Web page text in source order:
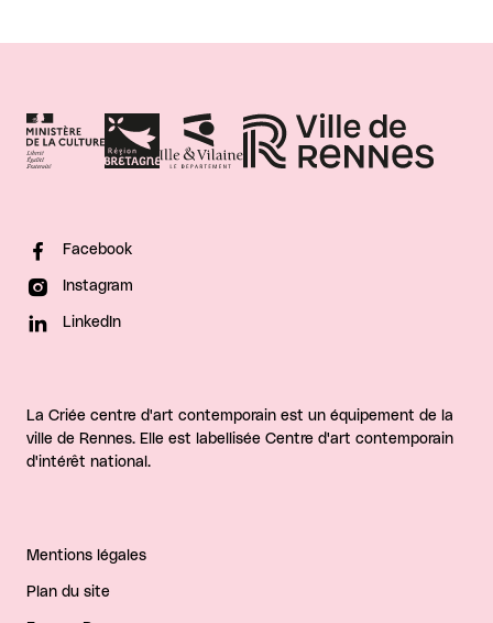
Facebook
Instagram
LinkedIn
La Criée centre d'art contemporain est un équipement de la
ville de Rennes. Elle est labellisée Centre d'art contemporain
d'intérêt national.
Mentions légales
Plan du site